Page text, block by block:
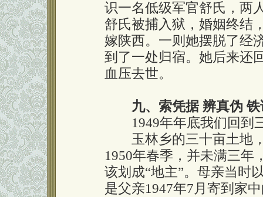
识一名低级军官舒氏，两
舒氏被捕入狱，婚姻终结
嫁陕西。一则她摆脱了经
到了一处归宿。她后来还
血压去世。
九、索凭据 辨真伪
1949年年底我们回到
玉林乡的三十亩土地，
1950年春季，并未满三年
该划成“地主”。母亲当时
是父亲1947年7月寄到家